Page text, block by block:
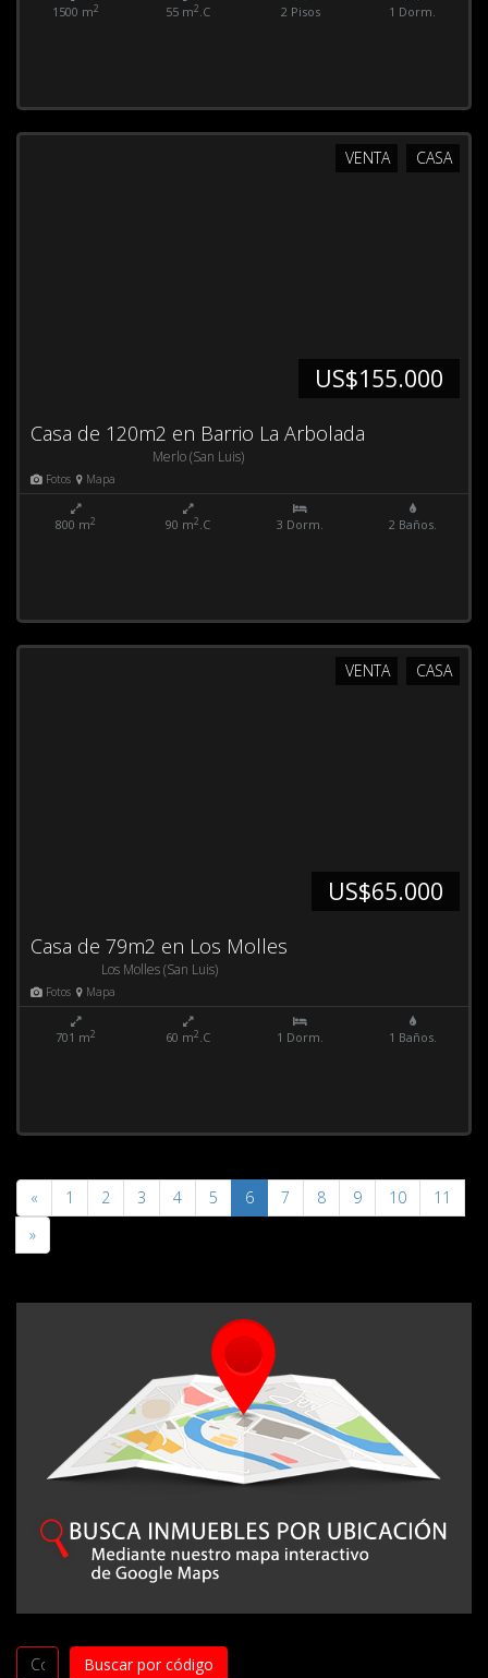
1500 m2 55 m2.C 2 Pisos 1 Dorm.
CASA
VENTA
US$155.000
Casa de 120m2 en Barrio La Arbolada
Merlo (San Luis)
Fotos Mapa
800 m2 90 m2.C 3 Dorm. 2 Baños.
CASA
VENTA
US$65.000
Casa de 79m2 en Los Molles
Los Molles (San Luis)
Fotos Mapa
701 m2 60 m2.C 1 Dorm. 1 Baños.
« 1 2 3 4 5 6 7 8 9 10
11
»